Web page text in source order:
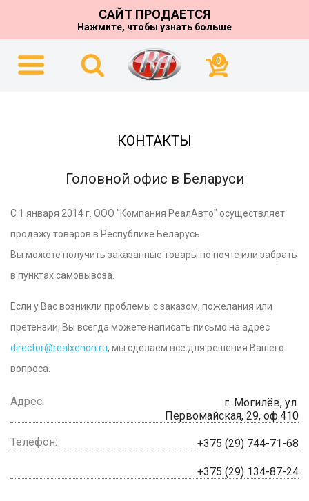
САЙТ ПРОДАЕТСЯ
Нажмите, чтобы узнать больше
0
КОНТАКТЫ
Головной офис в Беларуси
С 1 января 2014 г. ООО "Компания РеалАвто" осуществляет
продажу товаров в Республике Беларусь.
Вы можете получить заказанные товары по почте или забрать
в пунктах самовывоза.
Если у Вас возникли проблемы с заказом, пожелания или
претензии, Вы всегда можете написать письмо на адрес
director@realxenon.ru, мы сделаем всё для решения Вашего
вопроса.
Адрес:
г. Могилёв, ул.
Первомайская, 29, оф.410
Телефон:
+375 (29) 744-71-68
+375 (29) 134-87-24